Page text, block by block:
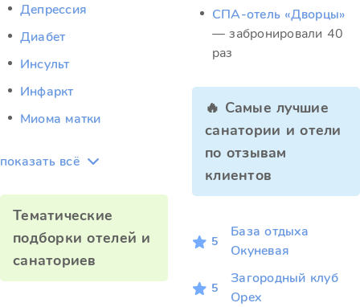
Депрессия
Диабет
Инсульт
Инфаркт
Миома матки
показать всё
Тематические
подборки отелей и
санаториев
СПА-отель «Дворцы»
— забронировали 40
раз
🔥 Самые лучшие
санатории и отели
по отзывам
клиентов
5
База отдыха
Окуневая
5
Загородный клуб
Орех